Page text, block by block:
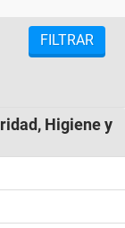
FILTRAR
Higiene y